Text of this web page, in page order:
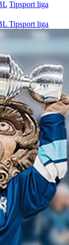
Tipsport liga
Tipsport liga